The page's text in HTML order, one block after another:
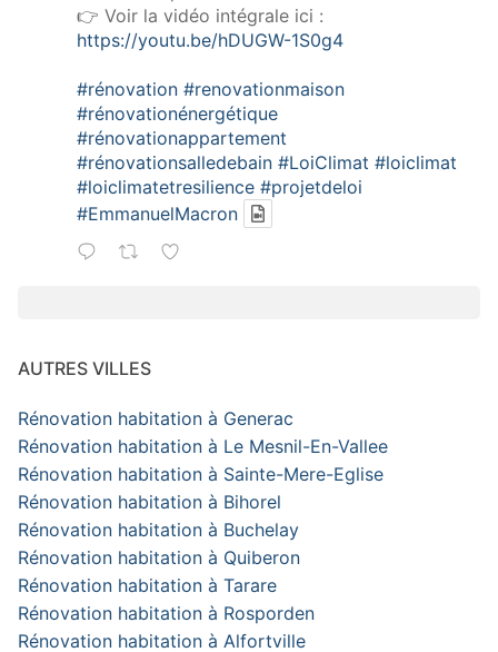
👉 Voir la vidéo intégrale ici :
https://youtu.be/hDUGW-1S0g4
#rénovation #renovationmaison
#rénovationénergétique
#rénovationappartement
#rénovationsalledebain #LoiClimat #loiclimat
#loiclimatetresilience #projetdeloi
#EmmanuelMacron
AUTRES VILLES
Rénovation habitation à Generac
Rénovation habitation à Le Mesnil-En-Vallee
Rénovation habitation à Sainte-Mere-Eglise
Rénovation habitation à Bihorel
Rénovation habitation à Buchelay
Rénovation habitation à Quiberon
Rénovation habitation à Tarare
Rénovation habitation à Rosporden
Rénovation habitation à Alfortville